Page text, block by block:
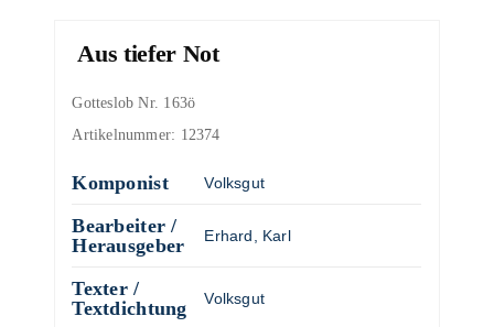
Aus tiefer Not
Gotteslob Nr. 163ö
Artikelnummer: 12374
Komponist Volksgut
Bearbeiter /
Herausgeber
Erhard, Karl
Texter /
Textdichtung
Volksgut